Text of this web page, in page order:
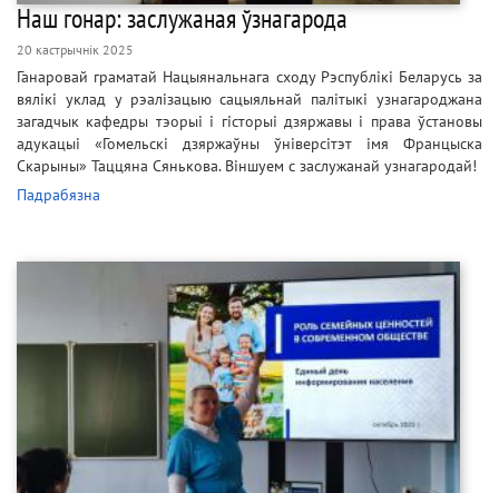
Наш гонар: заслужаная ўзнагарода
20 кастрычнік 2025
Ганаровай граматай Нацыянальнага сходу Рэспублікі Беларусь за
вялікі уклад у рэалізацыю сацыяльнай палітыкі узнагароджана
загадчык кафедры тэорыі і гісторыі дзяржавы і права ўстановы
адукацыі «Гомельскі дзяржаўны ўніверсітэт імя Францыска
Скарыны» Таццяна Сянькова. Віншуем с заслужанай узнагародай!
Падрабязна